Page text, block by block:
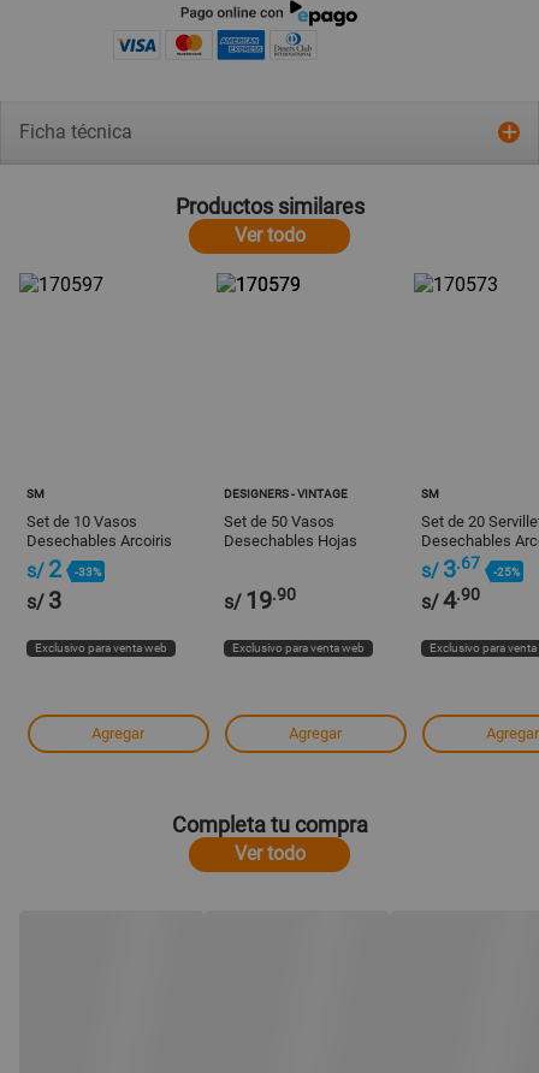
Ficha técnica
Productos similares
Ver todo
SM
Set de 10 Vasos
Desechables Arcoiris
266ml
s/ 2 -33%
s/ 3
Exclusivo para venta web
Agregar
DESIGNERS - VINTAGE
Set de 50 Vasos
Desechables Hojas
s/ 19.90
Exclusivo para venta web
Agregar
SM
Set de 20
Desechables
33x33cm
s/ 3.67 -25%
s/4.90
Exclusivo para
Agregar
Completa tu compra
Ver todo